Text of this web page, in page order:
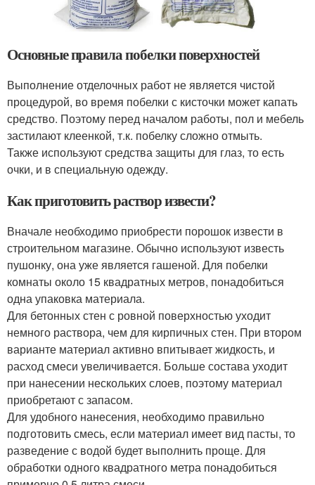
Основные правила побелки поверхностей
Выполнение отделочных работ не является чистой
процедурой, во время побелки с кисточки может капать
средство. Поэтому перед началом работы, пол и мебель
застилают клеенкой, т.к. побелку сложно отмыть.
Также используют средства защиты для глаз, то есть
очки, и в специальную одежду.
Как приготовить раствор извести?
Вначале необходимо приобрести порошок извести в
строительном магазине. Обычно используют известь
пушонку, она уже является гашеной. Для побелки
комнаты около 15 квадратных метров, понадобиться
одна упаковка материала.
Для бетонных стен с ровной поверхностью уходит
немного раствора, чем для кирпичных стен. При втором
варианте материал активно впитывает жидкость, и
расход смеси увеличивается. Больше состава уходит
при нанесении нескольких слоев, поэтому материал
приобретают с запасом.
Для удобного нанесения, необходимо правильно
подготовить смесь, если материал имеет вид пасты, то
разведение с водой будет выполнить проще. Для
обработки одного квадратного метра понадобиться